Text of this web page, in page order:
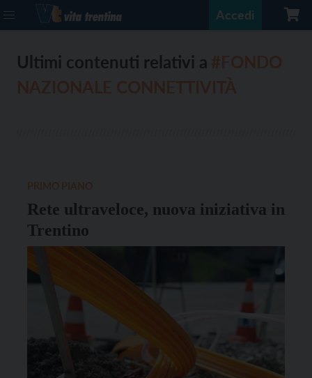
Accedi
Ultimi contenuti relativi a
Rete ultraveloce, nuova iniziativa in
Trentino